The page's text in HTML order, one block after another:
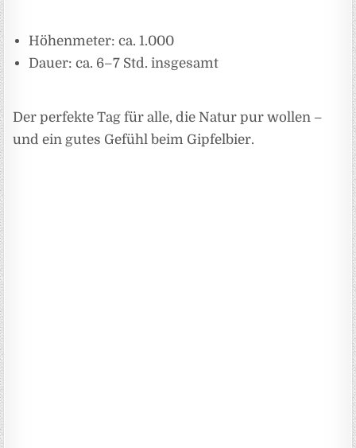
Höhenmeter: ca. 1.000
Dauer: ca. 6–7 Std. insgesamt
Der perfekte Tag für alle, die Natur pur wollen –
und ein gutes Gefühl beim Gipfelbier.